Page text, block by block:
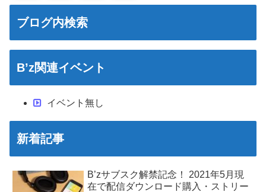
ブログ内検索
B’z関連イベント
イベント無し
新着記事
B’zサブスク解禁記念！ 2021年5月現
在で配信ダウンロード購入・ストリー